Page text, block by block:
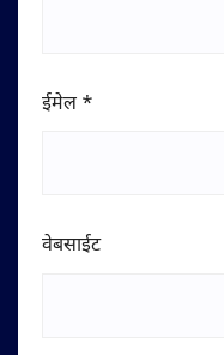
ईमेल *
वेबसाईट